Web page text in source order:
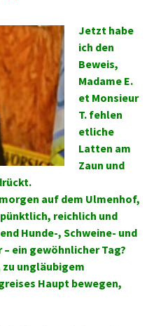
Jetzt habe
ich den
Beweis,
Madame E.
et Monsieur
T. fehlen
etliche
Latten am
Zaun und
auf dem Ulmenhof,
reichlich und
Hunde-, Schweine- und
ein gewöhnlicher Tag?
ungläubigem
Haupt bewegen,